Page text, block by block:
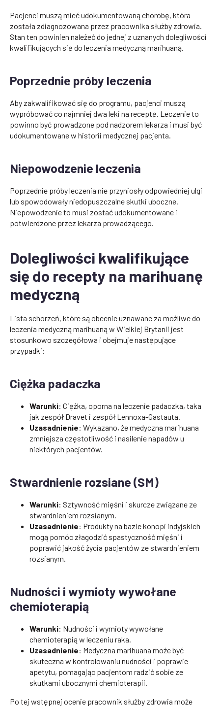
Pacjenci muszą mieć udokumentowaną chorobę, która
została zdiagnozowana przez pracownika służby zdrowia.
Stan ten powinien należeć do jednej z uznanych dolegliwości
kwalifikujących się do leczenia medyczną marihuaną.
Poprzednie próby leczenia
Aby zakwalifikować się do programu, pacjenci muszą
wypróbować co najmniej dwa leki na receptę. Leczenie to
powinno być prowadzone pod nadzorem lekarza i musi być
udokumentowane w historii medycznej pacjenta.
Niepowodzenie leczenia
Poprzednie próby leczenia nie przyniosły odpowiedniej ulgi
lub spowodowały niedopuszczalne skutki uboczne.
Niepowodzenie to musi zostać udokumentowane i
potwierdzone przez lekarza prowadzącego.
Dolegliwości kwalifikujące
się do recepty na marihuanę
medyczną
Lista schorzeń, które są obecnie uznawane za możliwe do
leczenia medyczną marihuaną w Wielkiej Brytanii jest
stosunkowo szczegółowa i obejmuje następujące
przypadki:
Ciężka padaczka
Warunki: Ciężka, oporna na leczenie padaczka, taka
jak zespół Dravet i zespół Lennoxa-Gastauta.
Uzasadnienie: Wykazano, że medyczna marihuana
zmniejsza częstotliwość i nasilenie napadów u
niektórych pacjentów.
Stwardnienie rozsiane (SM)
Warunki: Sztywność mięśni i skurcze związane ze
stwardnieniem rozsianym.
Uzasadnienie: Produkty na bazie konopi indyjskich
mogą pomóc złagodzić spastyczność mięśni i
poprawić jakość życia pacjentów ze stwardnieniem
rozsianym.
Nudności i wymioty wywołane
chemioterapią
Warunki: Nudności i wymioty wywołane
chemioterapią w leczeniu raka.
Uzasadnienie: Medyczna marihuana może być
skuteczna w kontrolowaniu nudności i poprawie
apetytu, pomagając pacjentom radzić sobie ze
skutkami ubocznymi chemioterapii.
Po tej wstępnej ocenie pracownik służby zdrowia może